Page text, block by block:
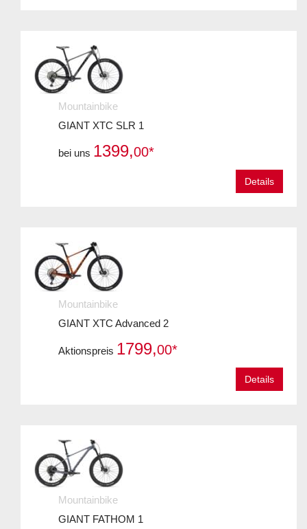
Mountainbike
GIANT XTC SLR 1
bei uns 1399,00*
Details
Mountainbike
GIANT XTC Advanced 2
Aktionspreis 1799,00*
Details
Mountainbike
GIANT FATHOM 1